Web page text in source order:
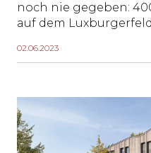
noch nie gegeben:
auf dem Luxburgerfeld
Quartier will zur
und Daniel und Roger
Immo Treuhand
Hürden des
02.06.2023